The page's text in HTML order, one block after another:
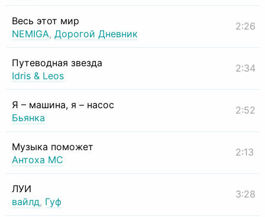
Весь этот мир
NEMIGA, Дорогой Дневник
2:26
Путеводная звезда
Idris & Leos
2:34
Я – машина, я – насос
Бьянка
2:52
Музыка поможет
Антоха МС
2:13
ЛУИ
вайлд, Гуф
3:28